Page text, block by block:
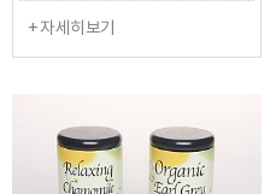
+ 자세히보기